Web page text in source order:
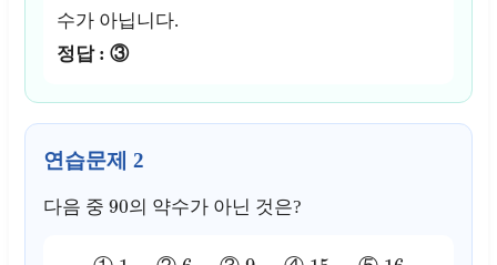
수가 아닙니다.
정답 : ③
연습문제 2
다음 중 90의 약수가 아닌 것은?
1 6 9 15 16